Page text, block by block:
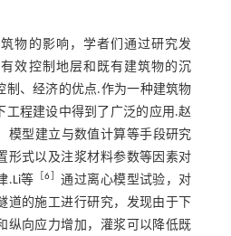
物的影响，学者们通过研究发
效控制地层和既有建筑物的沉
制、经济的优点.作为一种建筑物
工程建设中得到了广泛的应用.赵
模型建立与数值计算等手段研究
形式以及注浆材料参数等因素对
.Li等 ［6 ］通过离心模型试验，对
道的施工进行研究，发现由于下
纵向应力增加，灌浆可以降低既